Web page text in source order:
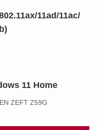
11ad/11ac/
11 Home
ZEFT Z59G